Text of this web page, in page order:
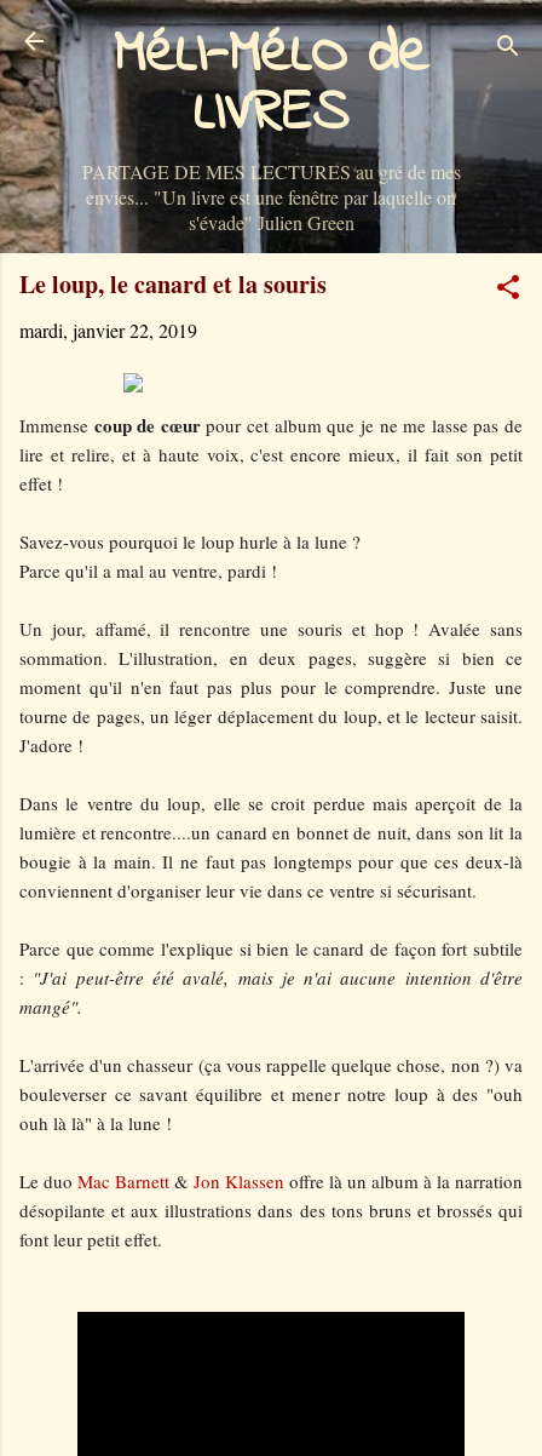
Accéder au contenu principal
MéLI-MéLO de
LIVRES
PARTAGE DE MES LECTURES au gré de mes
envies... "Un livre est une fenêtre par laquelle on
s'évade" Julien Green
Le loup, le canard et la souris
mardi, janvier 22, 2019
Immense coup de cœurpour cet album que je ne me lasse pas de
lire et relire, et à haute voix, c'est encore mieux, il fait son petit
effet !
Savez-vous pourquoi le loup hurle à la lune ?
Parce qu'il a mal au ventre, pardi !
Un jour, affamé, il rencontre une souris et hop ! Avalée sans
sommation. L'illustration, en deux pages, suggère si bien ce
moment qu'il n'en faut pas plus pour le comprendre. Juste une
tourne de pages, un léger déplacement du loup, et le lecteur saisit.
J'adore !
Dans le ventre du loup, elle se croit perdue mais aperçoit de la
lumière et rencontre....un canard en bonnet de nuit, dans son lit la
bougie à la main. Il ne faut pas longtemps pour que ces deux-là
conviennent d'organiser leur vie dans ce ventre si sécurisant.
Parce que comme l'explique si bien le canard de façon fort subtile
: "J'ai peut-être été avalé, mais je n'ai aucune intention d'être
mangé".
L'arrivée d'un chasseur (ça vous rappelle quelque chose, non ?) va
bouleverser ce savant équilibre et mener notre loup à des "ouh
ouh là là" à la lune !
Le duo Mac Barnett & Jon Klassen offre là un album à la narration
désopilante et aux illustrations dans des tons bruns et brossés qui
font leur petit effet.